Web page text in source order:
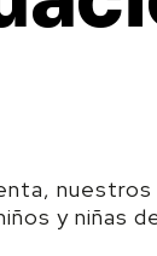
y niñas